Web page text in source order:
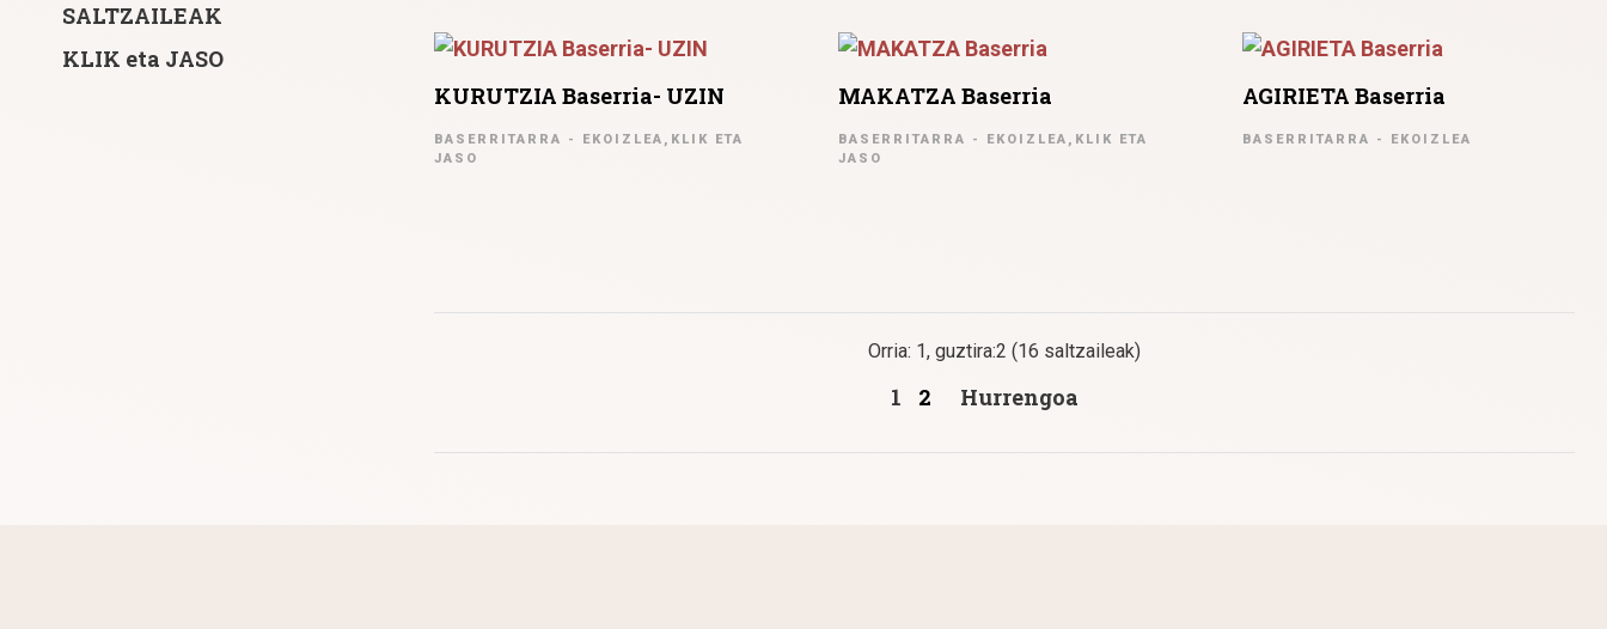
SALTZAILEAK
KLIK eta JASO
KURUTZIA Baserria- UZIN
BASERRITARRA - EKOIZLEA,KLIK ETA
JASO
MAKATZA Baserria
BASERRITARRA - EKOIZLEA,KLIK ETA
JASO
AGIRIETA Baserria
BASERRITARRA - EKOIZLEA
Orria: 1, guztira:2 (16 saltzaileak)
1 2 Hurrengoa